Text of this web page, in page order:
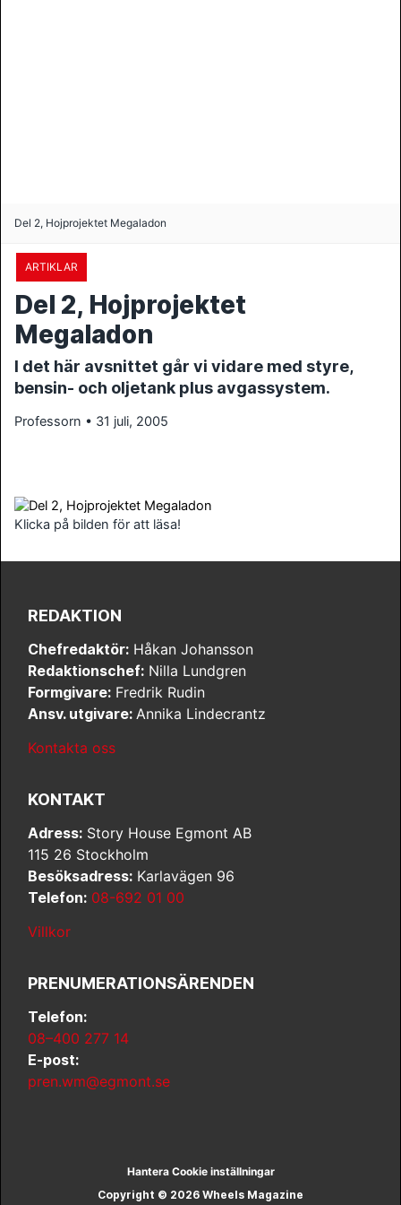
Del 2, Hojprojektet Megaladon
ARTIKLAR
Del 2, Hojprojektet
Megaladon
I det här avsnittet går vi vidare med styre,
bensin- och oljetank plus avgassystem.
Professorn • 31 juli, 2005
Klicka på bilden för att läsa!
REDAKTION
Chefredaktör: Håkan Johansson
Redaktionschef: Nilla Lundgren
Formgivare: Fredrik Rudin
Ansv. utgivare: Annika Lindecrantz
Kontakta oss
KONTAKT
Adress: Story House Egmont AB
115 26 Stockholm
Besöksadress: Karlavägen 96
Telefon: 08-692 01 00
Villkor
PRENUMERATIONSÄRENDEN
Telefon:
08–400 277 14
E-post:
pren.wm@egmont.se
Hantera Cookie inställningar
Copyright © 2026 Wheels Magazine